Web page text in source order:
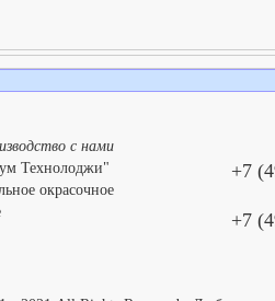
с нами
Технолоджи"
окрасочное
+7
+7